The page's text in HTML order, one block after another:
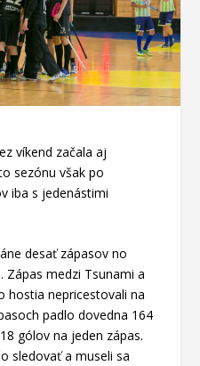
víkend začala aj
sezónu však po
iba s jedenástimi
desať zápasov no
Zápas medzi Tsunami a
hostia nepricestovali na
padlo dovedna 164
gólov na jeden zápas.
sledovať a museli sa